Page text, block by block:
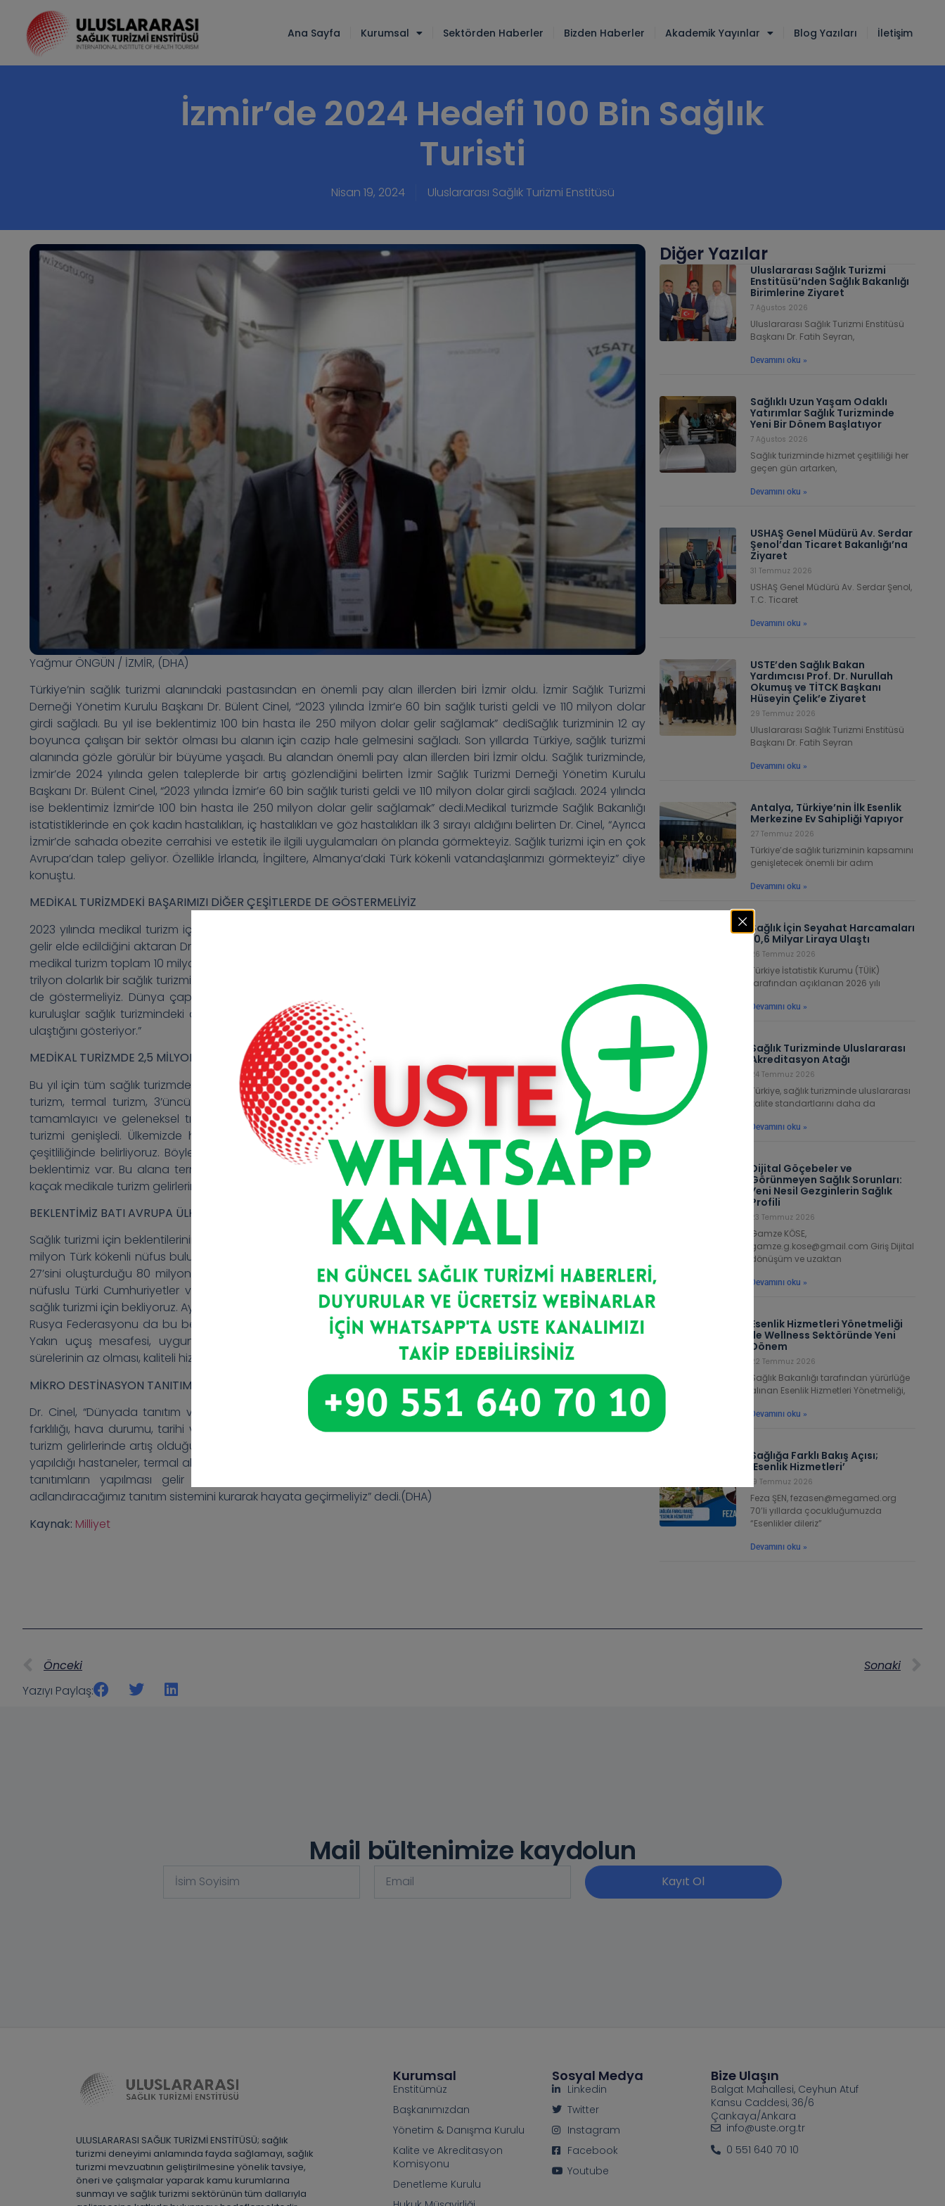
Ana Sayfa Kurumsal Sektörden Haberler Bizden Haberler Akademik Yayınlar Blog Yazıları İletişim
İzmir’de 2024 Hedefi 100 Bin Sağlık
Turisti
Nisan 19, 2024 Uluslararası Sağlık Turizmi Enstitüsü
Yağmur ÖNGÜN / İZMİR, (DHA)
Türkiye’nin sağlık turizmi alanındaki pastasından en önemli pay alan illerden biri İzmir oldu. İzmir Sağlık Turizmi
Derneği Yönetim Kurulu Başkanı Dr. Bülent Cinel, “2023 yılında İzmir’e 60 bin sağlık turisti geldi ve 110 milyon dolar
girdi sağladı. Bu yıl ise beklentimiz 100 bin hasta ile 250 milyon dolar gelir sağlamak” dediSağlık turizminin 12 ay
boyunca çalışan bir sektör olması bu alanın için cazip hale gelmesini sağladı. Son yıllarda Türkiye, sağlık turizmi
alanında gözle görülür bir büyüme yaşadı. Bu alandan önemli pay alan illerden biri İzmir oldu. Sağlık turizminde,
İzmir’de 2024 yılında gelen taleplerde bir artış gözlendiğini belirten İzmir Sağlık Turizmi Derneği Yönetim Kurulu
Başkanı Dr. Bülent Cinel, “2023 yılında İzmir’e 60 bin sağlık turisti geldi ve 110 milyon dolar girdi sağladı. 2024 yılında
ise beklentimiz İzmir’de 100 bin hasta ile 250 milyon dolar gelir sağlamak” dedi.Medikal turizmde Sağlık Bakanlığı
istatistiklerinde en çok kadın hastalıkları, iç hastalıkları ve göz hastalıkları ilk 3 sırayı aldığını belirten Dr. Cinel, “Ayrıca
İzmir’de sahada obezite cerrahisi ve estetik ile ilgili uygulamaları ön planda görmekteyiz. Sağlık turizmi için en çok
Avrupa’dan talep geliyor. Özellikle İrlanda, İngiltere, Almanya’daki Türk kökenli vatandaşlarımızı görmekteyiz” diye
konuştu.
MEDİKAL TURİZMDEKİ BAŞARIMIZI DİĞER ÇEŞİTLERDE DE GÖSTERMELİYİZ
2023 yılında medikal turizm için Türkiye’ye 1 milyon 400 bin sağlık turistinin geldiğini ve 2 milyar 307 milyon dolar
gelir elde edildiğini aktaran Dr Cinel, şunları söyledi:”Termal turizmi, 3’üncü yaş ve engelli turizm, wellness turizm ve
medikal turizm toplam 10 milyon sağlık turisti ve 10 milyar dolar gelir getirmiştir. Dünyaya baktığımızda 2023 yılında 1
trilyon dolarlık bir sağlık turizmi geliri olduğunu gördük. Medikal turizmdeki başarımızı diğer sağlık turizmi çeşitlerinde
de göstermeliyiz. Dünya çapında faaliyet gösteren ve sağlık turizmi alanında araştırma ve faaliyet gösteren
kuruluşlar sağlık turizmindeki çeşitliliği arttırmışlar. Bu da sağlık turizmi ekonomisinin çok daha büyük boyutlara
ulaştığını gösteriyor.”
MEDİKAL TURİZMDE 2,5 MİLYON SAĞLIK TURİSTİ BEKLENİYOR
Bu yıl için tüm sağlık turizmden dünyada 6 milyar 800 milyon dolar gelir beklendiğini söyleyen Dr. Cinel, “Medikal
turizm, termal turizm, 3’üncü yaş ve engelli turizm, wellness turizm dışında sağlıklı beslenme ve kilo verme,
tamamlayıcı ve geleneksel tıp, mental wellness, halk sağlığı ve kişileştirilmiş tıp gibi çeşitlilikler eklenerek sağlık
turizmi genişledi. Ülkemizde henüz böyle bir istatistik olmadığından 2024 yılı projeksiyonunu 4 sağlık turizmi
çeşitliliğinde belirliyoruz. Böylece; 2024 yılında medikal turizmde 2,5 milyon sağlık turisti ile 4,5 milyar dolar gelir
beklentimiz var. Bu alana termal turizm, 3’üncü yaş ve engelli turizmi, wellness turizmi ve istatikleştiremediğimiz
kaçak medikale turizm gelirlerini eklersek 15 milyar dolarlık bir gelir beklentimiz mevcut” dedi.
BEKLENTİMİZ BATI AVRUPA ÜLKELERİNDEN
Sağlık turizmi için beklentilerinin Batı Avrupa ülkelerinden olduğunu belirten Dr. Cinel, şöyle konuştu:”Bu ülkelerde 5
milyon Türk kökenli nüfus bulunuyor. İran’da ise Azeriler, Türkmenler ve Kafkas Türklerinin genel nüfusunun yüzde
27’sini oluşturduğu 80 milyonluk bir nüfus var. 10 milyon nüfuslu Azerbaycan başta olmak toplamda 60 milyon
nüfuslu Türki Cumhuriyetler ve 300 milyonluk büyük Müslüman nüfus kümelenmesiyle Ortadoğu’nun tamamını
sağlık turizmi için bekliyoruz. Ayrıca 144 milyon nüfus barındıran ve Türkiye’den daha zayıf bir sağlık sistemi bulunan
Rusya Federasyonu da bu beklentiye dahil. 4 saatlik uçuş mesafesinde 57 ülke ve 1 milyar insan yaşamaktadır.
Yakın uçuş mesafesi, uygun tedavi maliyetleri, modern tıbbi teknoloji, sosyo-kültürel benzerlikler, bekleme
sürelerinin az olması, kaliteli hizmet anlayışı ve turistik faaliyet çeşitliliği ile ülkemiz bir cazibe merkezidir.
MİKRO DESTİNASYON TANITIM SİSTEMİNİ KURMALIYIZ
Dr. Cinel, “Dünyada tanıtım ve faaliyetlerde tüm ülke tanıtımı yerine coğrafi özellikleri, bölgesel hizmet ağının
farklılığı, hava durumu, tarihi ve kültürel değerlerin olması gibi daha küçük alanda ve daha spesifik tanıtımlarla
turizm gelirlerinde artış olduğu görüldü. Sağlık turizminde de bu turizm faaliyetlerinin yanı sıra spesifik tedavilerin
yapıldığı hastaneler, termal alanlar, wellnes ve engelli tesislerinin arttırılması ile bölgesel yönetim sistemi kurularak
tanıtımların yapılması gelir seviyemizi arttıracağını düşünüyoruz. Bu amaçla mikro destinasyon olarak
adlandıracağımız tanıtım sistemini kurarak hayata geçirmeliyiz” dedi.(DHA)
Kaynak: Milliyet
Diğer Yazılar
Uluslararası Sağlık Turizmi
Enstitüsü’nden Sağlık Bakanlığı
Birimlerine Ziyaret
7 Ağustos 2026
Uluslararası Sağlık Turizmi Enstitüsü
Başkanı Dr. Fatih Seyran,
Devamını oku »
Sağlıklı Uzun Yaşam Odaklı
Yatırımlar Sağlık Turizminde
Yeni Bir Dönem Başlatıyor
7 Ağustos 2026
Sağlık turizminde hizmet çeşitliliği her
geçen gün artarken,
Devamını oku »
USHAŞ Genel Müdürü Av. Serdar
Şenol’dan Ticaret Bakanlığı’na
Ziyaret
31 Temmuz 2026
USHAŞ Genel Müdürü Av. Serdar Şenol,
T.C. Ticaret
Devamını oku »
USTE’den Sağlık Bakan
Yardımcısı Prof. Dr. Nurullah
Okumuş ve TİTCK Başkanı
Hüseyin Çelik’e Ziyaret
29 Temmuz 2026
Uluslararası Sağlık Turizmi Enstitüsü
Başkanı Dr. Fatih Seyran
Devamını oku »
Antalya, Türkiye’nin İlk Esenlik
Merkezine Ev Sahipliği Yapıyor
27 Temmuz 2026
Türkiye’de sağlık turizminin kapsamını
genişletecek önemli bir adım
Devamını oku »
Sağlık İçin Seyahat Harcamaları
10,6 Milyar Liraya Ulaştı
26 Temmuz 2026
Türkiye İstatistik Kurumu (TÜİK)
tarafından açıklanan 2026 yılı
Devamını oku »
Sağlık Turizminde Uluslararası
Akreditasyon Atağı
24 Temmuz 2026
Türkiye, sağlık turizminde uluslararası
kalite standartlarını daha da
Devamını oku »
Dijital Göçebeler ve
Görünmeyen Sağlık Sorunları:
Yeni Nesil Gezginlerin Sağlık
Profili
23 Temmuz 2026
Gamze KÖSE,
gamze.g.kose@gmail.com Giriş Dijital
dönüşüm ve uzaktan
Devamını oku »
Esenlik Hizmetleri Yönetmeliği
ile Wellness Sektöründe Yeni
Dönem
22 Temmuz 2026
Sağlık Bakanlığı tarafından yürürlüğe
alınan Esenlik Hizmetleri Yönetmeliği,
Devamını oku »
Sağlığa Farklı Bakış Açısı;
‘Esenlik Hizmetleri’
19 Temmuz 2026
Feza ŞEN, fezasen@megamed.org
70’li yıllarda çocukluğumuzda
“Esenlikler dileriz”
Devamını oku »
Önceki
Sonaki
Yazıyı Paylaş:
Mail bültenimize kaydolun
Kayıt Ol
ULUSLARARASI SAĞLIK TURİZMİ ENSTİTÜSÜ; sağlık
turizmi deneyimi anlamında fayda sağlamayı, sağlık
turizmi mevzuatının geliştirilmesine yönelik tavsiye,
öneri ve çalışmalar yaparak kamu kurumlarına
sunmayı ve sağlık turizmi sektörünün tüm dallarıyla
Kurumsal
Enstitümüz
Başkanımızdan
Yönetim & Danışma Kurulu
Kalite ve Akreditasyon
Komisyonu
Denetleme Kurulu
Sosyal Medya
Linkedin
Twitter
Instagram
Facebook
Youtube
Bize Ulaşın
Balgat Mahallesi, Ceyhun Atuf
Kansu Caddesi, 36/6
Çankaya/Ankara
info@uste.org.tr
0 551 640 70 10